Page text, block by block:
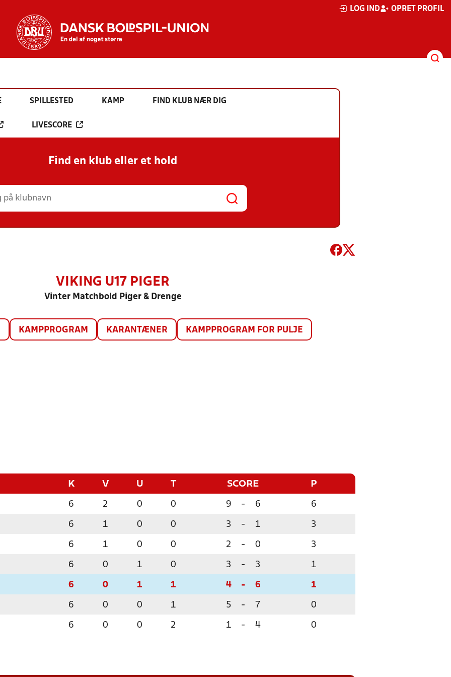
LOG IND OPRET PROFIL
SPILLESTED KAMP FIND KLUB NÆR DIG
LIVESCORE
Find en klub eller et hold
VIKING U17 PIGER
Vinter Matchbold Piger & Drenge
KAMPPROGRAM KARANTÆNER KAMPPROGRAM FOR PULJE
K V U T SCORE P
6 2 0 0 9 - 6 6
6 1 0 0 3 - 1 3
6 1 0 0 2 - 0 3
6 0 1 0 3 - 3 1
6 0 1 1 4 - 6 1
6 0 0 1 5 - 7 0
6 0 0 2 1 - 4 0